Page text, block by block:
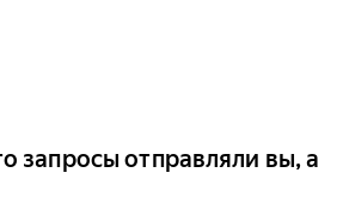
запросы отправляли вы, а